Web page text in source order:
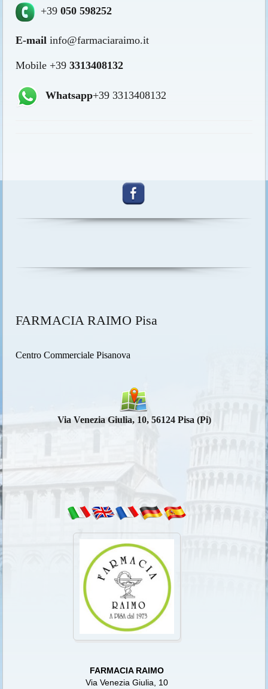
+39050 598252
E-mail info@farmaciaraimo.it
Mobile +393313408132
Whatsapp+39 3313408132
FARMACIA RAIMO Pisa
Centro Commerciale Pisanova
Via Venezia Giulia, 10, 56124 Pisa (Pi)
FARMACIA RAIMO
Via Venezia Giulia, 10